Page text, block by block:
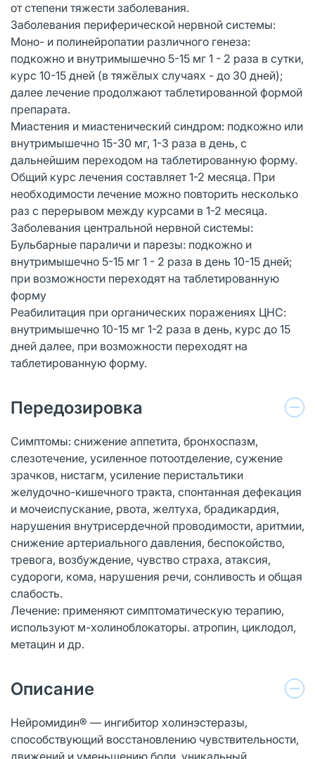
от степени тяжести заболевания.
Заболевания периферической нервной системы:
Моно- и полинейропатии различного генеза:
подкожно и внутримышечно 5-15 мг 1 - 2 раза в сутки,
курс 10-15 дней (в тяжёлых случаях - до 30 дней);
далее лечение продолжают таблетированной формой
препарата.
Миастения и миастенический синдром: подкожно или
внутримышечно 15-30 мг, 1-3 раза в день, с
дальнейшим переходом на таблетированную форму.
Общий курс лечения составляет 1-2 месяца. При
необходимости лечение можно повторить несколько
раз с перерывом между курсами в 1-2 месяца.
Заболевания центральной нервной системы:
Бульбарные параличи и парезы: подкожно и
внутримышечно 5-15 мг 1 - 2 раза в день 10-15 дней;
при возможности переходят на таблетированную
форму
Реабилитация при органических поражениях ЦНС:
внутримышечно 10-15 мг 1-2 раза в день, курс до 15
дней далее, при возможности переходят на
таблетированную форму.
Передозировка
Симптомы: снижение аппетита, бронхоспазм,
слезотечение, усиленное потоотделение, сужение
зрачков, нистагм, усиление перистальтики
желудочно-кишечного тракта, спонтанная дефекация
и мочеиспускание, рвота, желтуха, брадикардия,
нарушения внутрисердечной проводимости, аритмии,
снижение артериального давления, беспокойство,
тревога, возбуждение, чувство страха, атаксия,
судороги, кома, нарушения речи, сонливость и общая
слабость.
Лечение: применяют симптоматическую терапию,
используют м-холиноблокаторы. атропин, циклодол,
метацин и др.
Описание
Нейромидин® — ингибитор холинэстеразы,
способствующий восстановлению чувствительности,
движений и уменьшению боли, уникальный